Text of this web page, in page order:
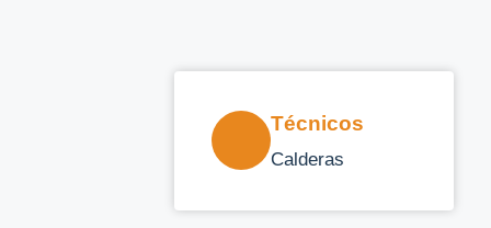
Técnicos
Calderas